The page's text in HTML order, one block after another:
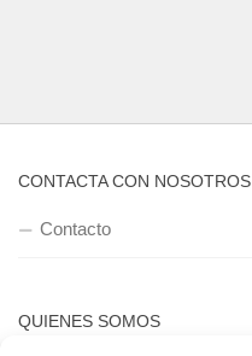
CONTACTA CON NOSOTROS
Contacto
QUIENES SOMOS